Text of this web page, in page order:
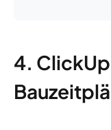
4.